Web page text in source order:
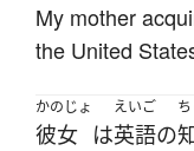
My mother
the United
かのじょ
彼女 は
えいご
英語の